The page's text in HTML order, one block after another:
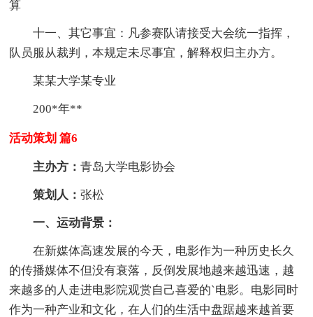
算
十一、其它事宜：凡参赛队请接受大会统一指挥，
队员服从裁判，本规定未尽事宜，解释权归主办方。
某某大学某专业
200*年**
活动策划 篇6
主办方：青岛大学电影协会
策划人：张松
一、运动背景：
在新媒体高速发展的今天，电影作为一种历史长久
的传播媒体不但没有衰落，反倒发展地越来越迅速，越
来越多的人走进电影院观赏自己喜爱的`电影。电影同时
作为一种产业和文化，在人们的生活中盘踞越来越首要